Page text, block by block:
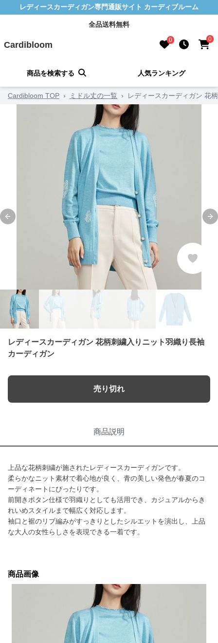
レディースカーディガン専門通販サイト カーディブルーム
全品送料無料
Cardibloom 0 0
商品を検索する 人気ランキング
Cardibloom TOP › ミドル丈の一覧 › レディースカーディガン 花
Previous slide
レディースカーディガン 花柄刺繍入りニット羽織り長袖
カーディガン
売り切れ
商品説明
上品な花柄刺繍が施されたレディースカーディガンです。
柔らかなニット素材で着心地が良く、青の美しい発色が春夏のコ
ーディネートにぴったりです。
前開きボタン仕様で羽織りとしても活用でき、カジュアルからき
れいめスタイルまで幅広く対応します。
袖口と裾のリブ編みがすっきりとしたシルエットを演出し、上品
な大人の女性らしさを表現できる一着です。
商品画像